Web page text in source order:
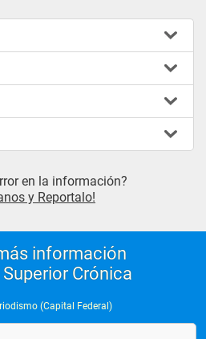
en la información?
y Reportalo!
información
Crónica
(Capital Federal)